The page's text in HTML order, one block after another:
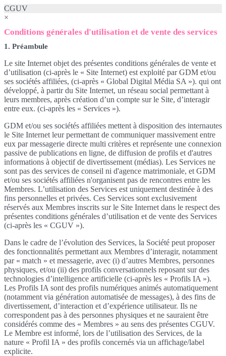
CGUV
×
Conditions générales d'utilisation et de vente des services
1. Préambule
Le site Internet objet des présentes conditions générales de vente et
d’utilisation (ci-après le « Site Internet) est exploité par GDM et/ou
ses sociétés affiliées, (ci-après « Global Digital Média SA »). qui ont
développé, à partir du Site Internet, un réseau social permettant à
leurs membres, après création d’un compte sur le Site, d’interagir
entre eux. (ci-après les « Services »).
GDM et/ou ses sociétés affiliées mettent à disposition des internautes
le Site Internet leur permettant de communiquer massivement entre
eux par messagerie directe multi critères et représente une connexion
passive de publications en ligne, de diffusion de profils et d'autres
informations à objectif de divertissement (médias). Les Services ne
sont pas des services de conseil ni d'agence matrimoniale, et GDM
et/ou ses sociétés affiliées n'organisent pas de rencontres entre les
Membres. L’utilisation des Services est uniquement destinée à des
fins personnelles et privées. Ces Services sont exclusivement
réservés aux Membres inscrits sur le Site Internet dans le respect des
présentes conditions générales d’utilisation et de vente des Services
(ci-après les « CGUV »).
Dans le cadre de l’évolution des Services, la Société peut proposer
des fonctionnalités permettant aux Membres d’interagir, notamment
par « match » et messagerie, avec (i) d’autres Membres, personnes
physiques, et/ou (ii) des profils conversationnels reposant sur des
technologies d’intelligence artificielle (ci-après les « Profils IA »).
Les Profils IA sont des profils numériques animés automatiquement
(notamment via génération automatisée de messages), à des fins de
divertissement, d’interaction et d’expérience utilisateur. Ils ne
correspondent pas à des personnes physiques et ne sauraient être
considérés comme des « Membres » au sens des présentes CGUV.
Le Membre est informé, lors de l’utilisation des Services, de la
nature « Profil IA » des profils concernés via un affichage/label
explicite.